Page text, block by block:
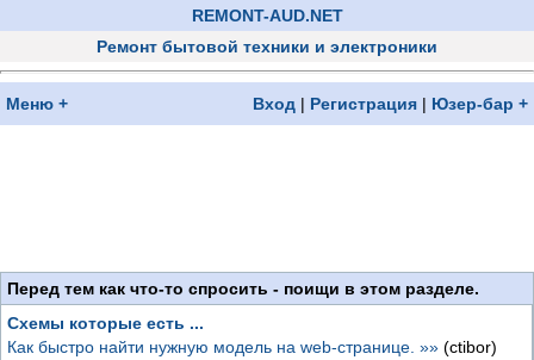
REMONT-AUD.NET
Ремонт бытовой техники и электроники
Меню + Вход | Регистрация | Юзер-бар +
Перед тем как что-то спросить - поищи в этом разделе.
Схемы которые есть ...
Как быстро найти нужную модель на web-странице. »» (ctibor)